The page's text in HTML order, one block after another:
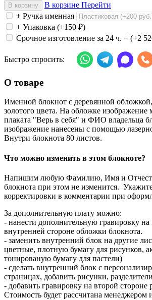
В корзину В корзине Перейти
+ Ручка именная
+ Упаковка (+150 ₽)
Срочное изготовление за 24 ч. + (+2
Быстро спросить:
О товаре
Именной блокнот с деревянной
золотого цвета. На обложке
плаката "Верь в себя" и ФИО владельца
изображение нанесены с помощью
Внутри блокнота 80 листов.
Что можно изменить в этом блокноте?
Напишим любую Фамилию, Имя и
блокнота при этом не изменится.
корректировки в комментарии при
За дополнительную плату можно:
- нанести дополнительную гравировку
внутренней стороне обложки блокнота.
- заменить внутренний блок на другие
цветные, плотную бумагу для рисунков,
тонированую бумагу для пастели)
- сделать внутренний блок с
страницах, добавить рисунки,
- добавить гравировку на второй стороне
Стоимость будет рассчитана менеджером